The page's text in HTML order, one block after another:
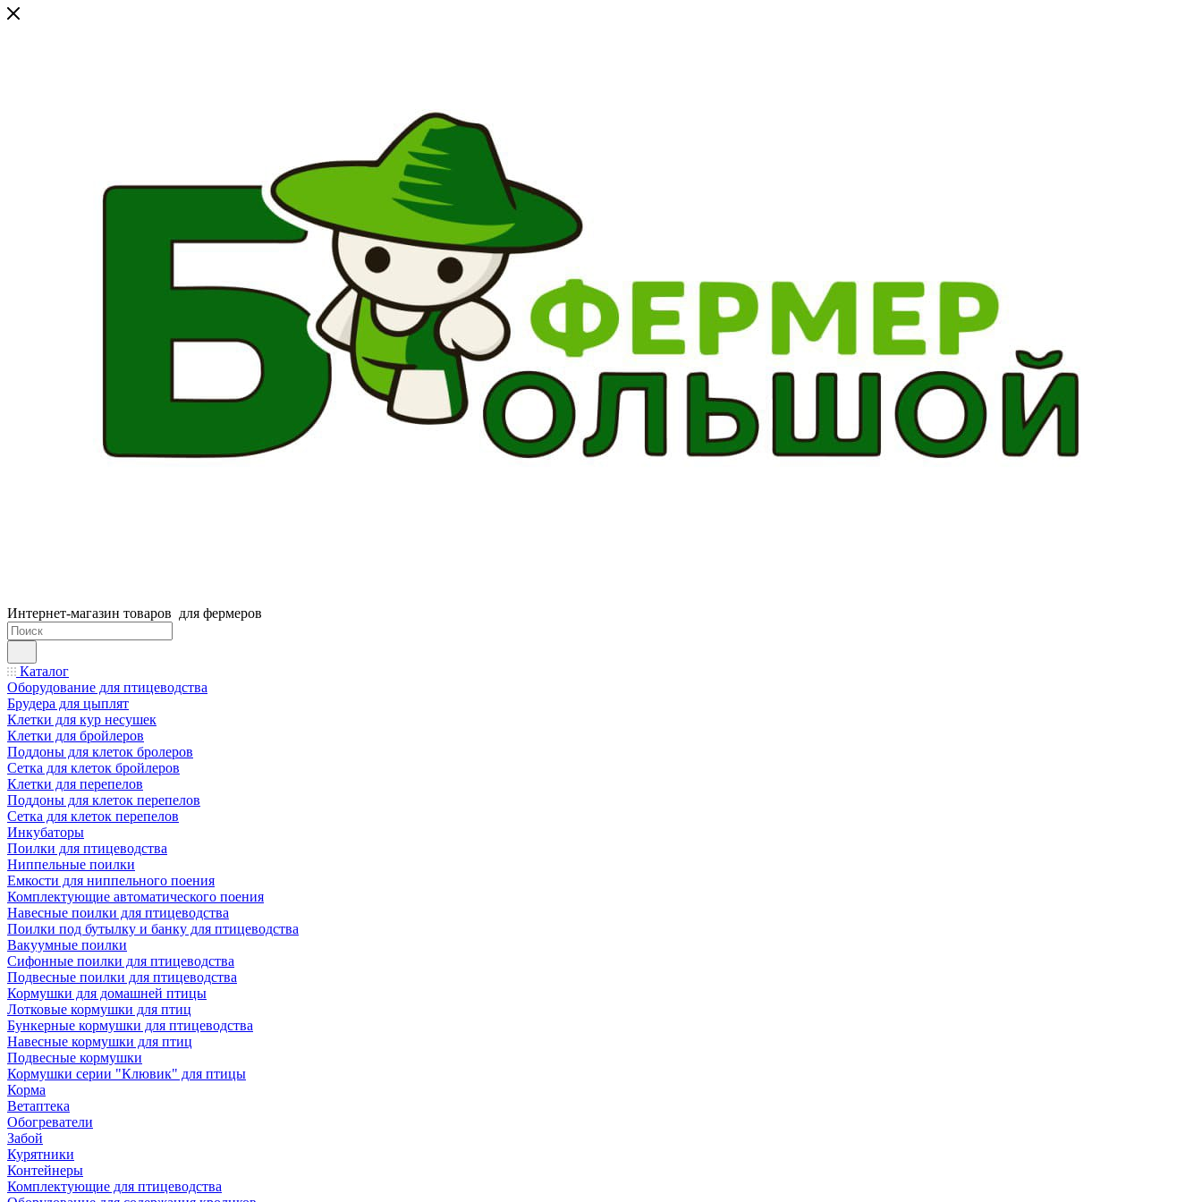
Интернет-магазин товаров для фермеров
Каталог
Оборудование для птицеводства
Брудера для цыплят
Клетки для кур несушек
Клетки для бройлеров
Поддоны для клеток бролеров
Сетка для клеток бройлеров
Клетки для перепелов
Поддоны для клеток перепелов
Сетка для клеток перепелов
Инкубаторы
Поилки для птицеводства
Ниппельные поилки
Емкости для ниппельного поения
Комплектующие автоматического поения
Навесные поилки для птицеводства
Поилки под бутылку и банку для птицеводства
Вакуумные поилки
Сифонные поилки для птицеводства
Подвесные поилки для птицеводства
Кормушки для домашней птицы
Лотковые кормушки для птиц
Бункерные кормушки для птицеводства
Навесные кормушки для птиц
Подвесные кормушки
Кормушки серии "Клювик" для птицы
Корма
Ветаптека
Обогреватели
Забой
Курятники
Контейнеры
Комплектующие для птицеводства